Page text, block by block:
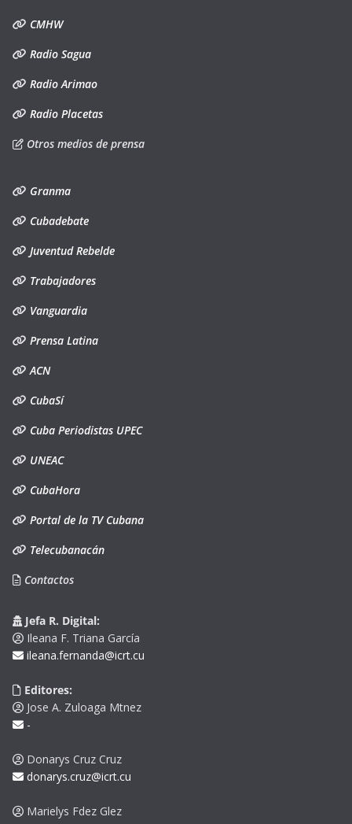
CMHW
Radio Sagua
Radio Arimao
Radio Placetas
Otros medios de prensa
Granma
Cubadebate
Juventud Rebelde
Trabajadores
Vanguardia
Prensa Latina
ACN
CubaSí
Cuba Periodistas UPEC
UNEAC
CubaHora
Portal de la TV Cubana
Telecubanacán
Contactos
Jefa R. Digital:
Ileana F. Triana García
ileana.fernanda@icrt.cu
Editores:
Jose A. Zuloaga Mtnez
-
Donarys Cruz Cruz
donarys.cruz@icrt.cu
Marielys Fdez Glez